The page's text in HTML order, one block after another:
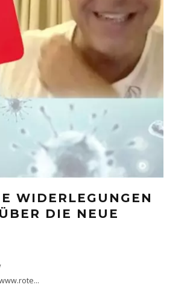
WIDERLEGUNGEN
DIE NEUE
...